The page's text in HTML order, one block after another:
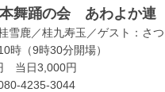
本舞踊の会 あわよか
雪鹿／桂九寿玉／ゲスト：さ
時（9時30分開場）
当日3,000円
4235-3044